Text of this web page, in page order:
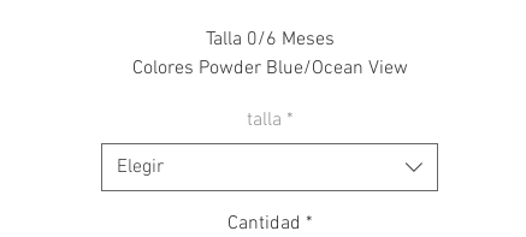
Talla 0/6 Meses
Colores Powder Blue/Ocean View
talla *
Elegir
Cantidad *